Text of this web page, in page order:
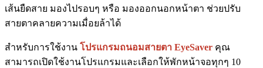
เส้นยืดสาย มองไปรอบๆ หรือ มองออกนอกหน้าตา ช่วยปรับ
สายตาคลายความเมื่อยล้าได้
สำหรับการใช้งาน โปรแกรมถนอมสายตา EyeSaver คุณ
สามารถเปิดใช้งานโปรแกรมและเลือกให้พักหน้าจอทุกๆ 10